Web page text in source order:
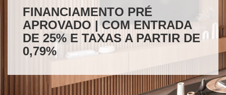
FINANCIAMENTO PRÉ
APROVADO | COM ENTRADA
DE 25% E TAXAS A PARTIR DE
0,79%